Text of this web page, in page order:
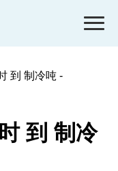
到 制冷吨 -
到 制冷